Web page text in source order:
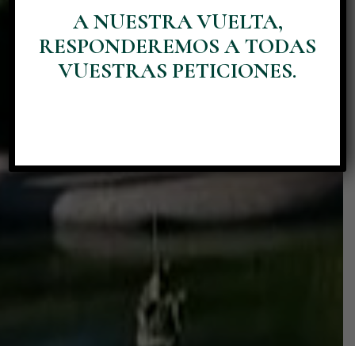
Descubre el castillo
A NUESTRA VUELTA,
RESPONDEREMOS A TODAS
VUESTRAS PETICIONES.